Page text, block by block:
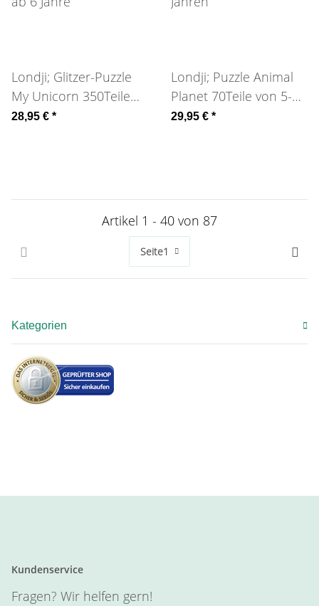
Londji; Glitzer-Puzzle
My Unicorn 350Teile
ab 6 Jahre
28,95 € *
Londji; Puzzle Animal
Planet 70Teile von 5-8
Jahren
29,95 € *
Artikel 1 - 40 von 87
Seite1
Kategorien
Kundenservice
Fragen? Wir helfen gern!